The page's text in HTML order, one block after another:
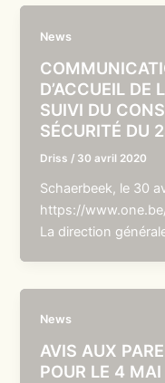
News
D’ACCUEIL DE
SUIVI DU
SÉCURITÉ DU
Driss / 30 avril 2020
Schaerbeek, le 30
https://
La direction
News
AVIS AUX
POUR LE 4